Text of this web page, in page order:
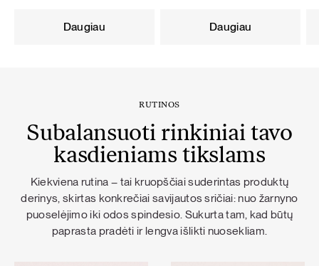
Daugiau Daugiau
RUTINOS
Subalansuoti rinkiniai tavo
kasdieniams tikslams
Kiekviena rutina – tai kruopščiai suderintas produktų
derinys, skirtas konkrečiai savijautos sričiai: nuo žarnyno
puoselėjimo iki odos spindesio. Sukurta tam, kad būtų
paprasta pradėti ir lengva išlikti nuosekliam.